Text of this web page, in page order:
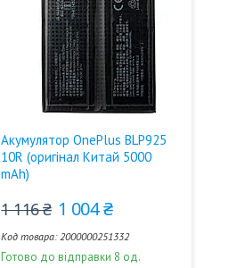
Акумулятор OnePlus BLP925
10R (оригінал Китай 5000
mAh)
1 116 ₴ 1 004 ₴
2000000251332
Готово до відправки 8 од.